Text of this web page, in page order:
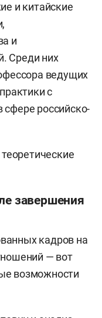
и китайские
и
Среди них
ведущих
с
российско-
завершения
кадров на
— вот
возможности